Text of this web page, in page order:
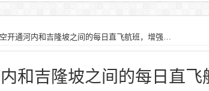
开通河内和吉隆坡之间的每日直飞航班，增强…
和吉隆坡之间的每日直飞